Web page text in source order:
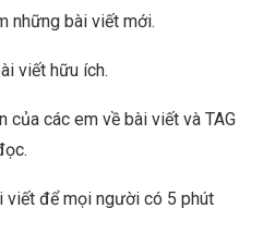
những bài viết mới.
viết hữu ích.
của các em về bài viết và TAG
viết để mọi người có 5 phút